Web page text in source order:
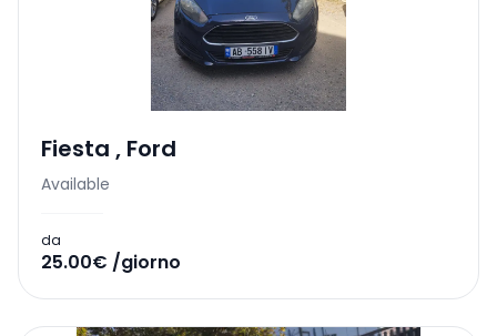
Fiesta , Ford
Available
da
25.00€ /giorno